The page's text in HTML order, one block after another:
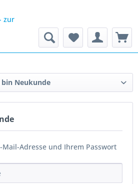
bin Neukunde
Adresse und Ihrem Passwort